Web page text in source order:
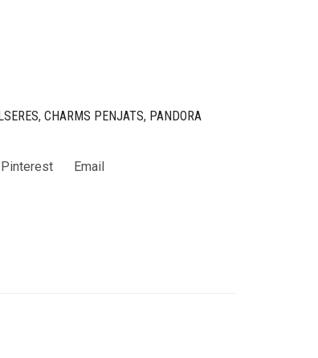
, CHARMS PENJATS, PANDORA
Pinterest Email